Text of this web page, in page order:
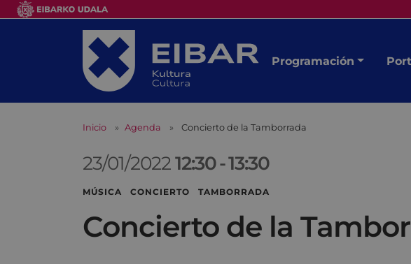
Programación
Inicio Agenda Concierto de la Tamborrada
23/01/202212:30-13:30
MÚSICA CONCIERTO TAMBORRADA
Concierto de la